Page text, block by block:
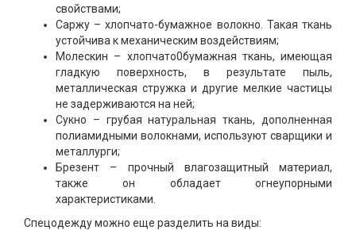
свойствами;
Саржу – хлопчато-бумажное волокно. Такая ткань
устойчива к механическим воздействиям;
Молескин – хлопчато0бумажная ткань, имеющая
гладкую поверхность, в результате пыль,
металлическая стружка и другие мелкие частицы
не задерживаются на ней;
Сукно – грубая натуральная ткань, дополненная
полиамидными волокнами, используют сварщики и
металлурги;
Брезент – прочный влагозащитный материал,
также он обладает огнеупорными
характеристиками.
Спецодежду можно еще разделить на виды: